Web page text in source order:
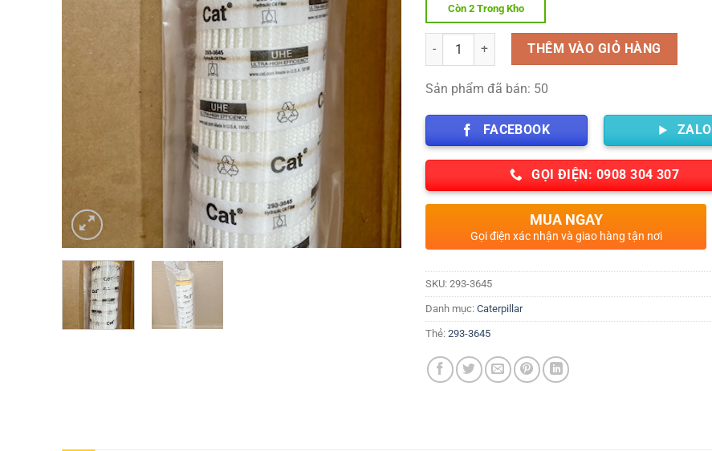
Còn 2 Trong Kho
Số lượng THÊM VÀO GIỎ HÀNG
Sản phẩm đã bán: 50
FACEBOOK ZALO
GỌI ĐIỆN: 0908 304 307
MUA NGAY
Gọi điện xác nhận và giao hàng tận nơi
SKU:293-3645
Danh mục:Caterpillar
Thẻ:293-3645